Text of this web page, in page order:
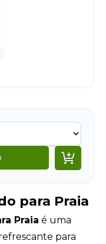

para Praia
Praia é uma
para